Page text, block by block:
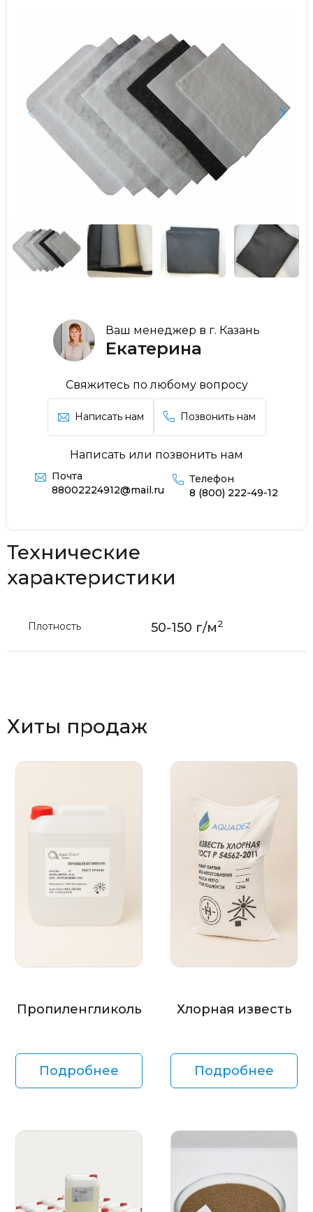
Ваш менеджер в г. Казань
Екатерина
Свяжитесь по любому вопросу
Написать нам Позвонить нам
Написать или позвонить нам
Почта
88002224912@mail.ru
Телефон
8 (800) 222-49-12
Технические
характеристики
Плотность 50-150 г/м2
Хиты продаж
Пропиленгликоль
Подробнее
Хлорная известь
Подробнее